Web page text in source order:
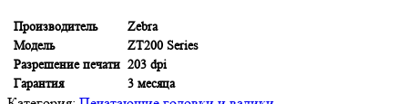
Производитель
Zebra
Модель
ZT200 Series
Разрешение печати 203 dpi
Гарантия
3 месяца